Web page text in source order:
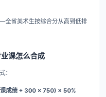
省美术生按综合分从高到低排
课怎么合成
：
成绩 ÷ 300 × 750) × 50%